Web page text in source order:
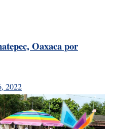
Oaxaca por
2022